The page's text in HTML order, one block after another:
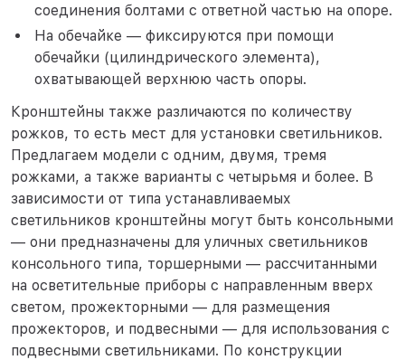
соединения болтами с ответной частью на опоре.
На обечайке — фиксируются при помощи
обечайки (цилиндрического элемента),
охватывающей верхнюю часть опоры.
Кронштейны также различаются по количеству
рожков, то есть мест для установки светильников.
Предлагаем модели с одним, двумя, тремя
рожками, а также варианты с четырьмя и более. В
зависимости от типа устанавливаемых
светильников кронштейны могут быть консольными
— они предназначены для уличных светильников
консольного типа, торшерными — рассчитанными
на осветительные приборы с направленным вверх
светом, прожекторными — для размещения
прожекторов, и подвесными — для использования с
подвесными светильниками. По конструкции